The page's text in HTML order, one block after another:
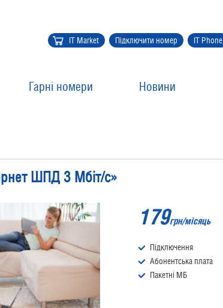
IT Market Підключити номер IT Phone
Гарні номери Новини
ШПД 3 Мбіт/с»
179грн/місяць
Підключення
Абонентська плата
Пакетні МБ